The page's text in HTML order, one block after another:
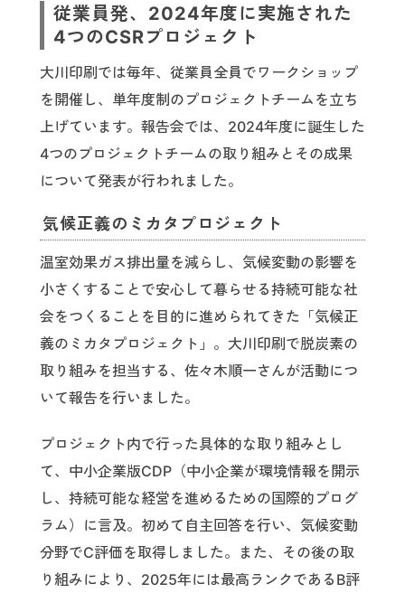
従業員発、2024年度に実施された
4つのCSRプロジェクト
大川印刷では毎年、従業員全員でワークショップ
を開催し、単年度制のプロジェクトチームを立ち
上げています。報告会では、2024年度に誕生した
4つのプロジェクトチームの取り組みとその成果
について発表が行われました。
気候正義のミカタプロジェクト
温室効果ガス排出量を減らし、気候変動の影響を
小さくすることで安心して暮らせる持続可能な社
会をつくることを目的に進められてきた「気候正
義のミカタプロジェクト」。大川印刷で脱炭素の
取り組みを担当する、佐々木順一さんが活動につ
いて報告を行いました。
プロジェクト内で行った具体的な取り組みとし
て、中小企業版CDP（中小企業が環境情報を開示
し、持続可能な経営を進めるための国際的プログ
ラム）に言及。初めて自主回答を行い、気候変動
分野でC評価を取得しました。また、その後の取
り組みにより、2025年には最高ランクであるB評